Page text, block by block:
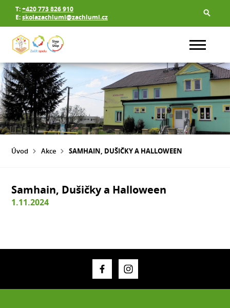
T:+420 773 826 910
E:skolazachlumi@zachlumi.cz
Úvod Akce SAMHAIN, DUŠIČKY A HALLOWEEN
Samhain, Dušičky a Halloween
1.11.2024